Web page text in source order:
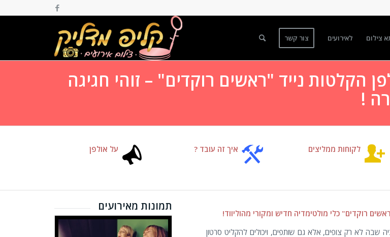
צילום לאירועים צור קשר
הקלטות נייד "ראשים רוקדים" – זוהי חגיגה
!
לקוחות ממליצים איך זה עובד ? על אולפן
רוקדים" כלי מולטימדיה חדיש ומקורי מהוליווד!
שבה לא רק צופים, אלא גם שותפים, ויכולים להקליט סרטון
תמונות מאירועים